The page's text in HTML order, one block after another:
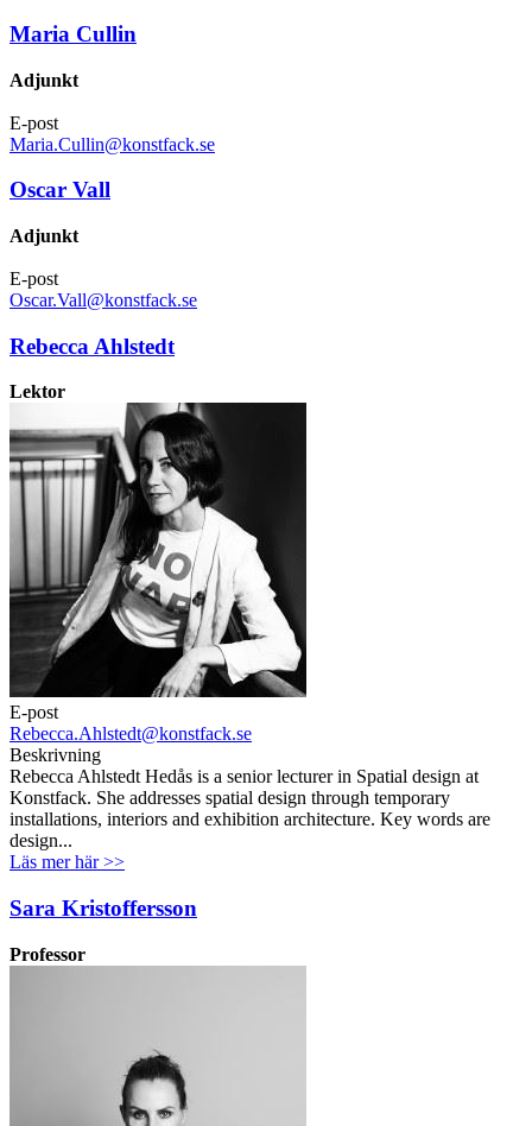
Maria Cullin
Adjunkt
E-post
Maria.Cullin@konstfack.se
Oscar Vall
Adjunkt
E-post
Oscar.Vall@konstfack.se
Rebecca Ahlstedt
Lektor
E-post
Rebecca.Ahlstedt@konstfack.se
Beskrivning
Rebecca Ahlstedt Hedås is a senior lecturer in Spatial design at
Konstfack. She addresses spatial design through temporary
installations, interiors and exhibition architecture. Key words are
design...
Läs mer här >>
Sara Kristoffersson
Professor